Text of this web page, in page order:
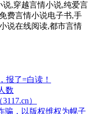
说,穿越言情小说,纯爱言
费言情小说电子书,手
说在线阅读,都市言情
报了=白读！
数
）
骗，以版权维权为幌子